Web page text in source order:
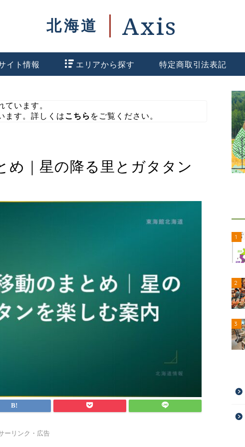
イト情報 エリアから探す 特定商取引法表記
います。
ます。詳しくはこちら をご覧ください。
め｜星の降る里とガタタン
ーリンク・広告
1
2
3